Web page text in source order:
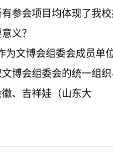
参会项目均体现了我
意义？
为文博会组委会成员单
博会组委会的统一组
、吉祥娃（山东大